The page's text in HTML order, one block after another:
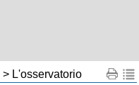
> L'osservatorio